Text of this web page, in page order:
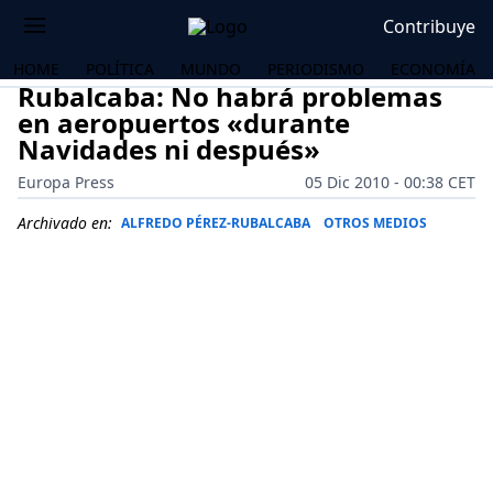
Contribuye
HOME POLÍTICA MUNDO PERIODISMO ECONOMÍA
Rubalcaba: No habrá problemas
en aeropuertos «durante
Navidades ni después»
Europa Press
05 Dic 2010 - 00:38 CET
Archivado en: ALFREDO PÉREZ-RUBALCABA OTROS MEDIOS